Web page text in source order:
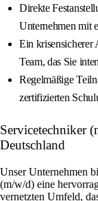
Direkte
Unternehmen mit
Ein krisensicherer
Team, das Sie
Regelmäßige
zertifizierten
Servicetechniker
Deutschland
Unser Unternehmen
(m/w/d) eine
vernetzten Umfeld,